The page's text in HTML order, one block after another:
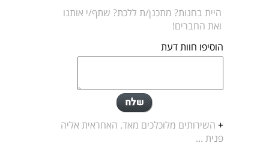
היית בחנות? מתכנן/ת ללכת? שתף/י אותנו
ואת החברים!
הוסיפו חוות דעת
+ השירותים מלוכלכים מאד. האחראית אליה
פנית ...